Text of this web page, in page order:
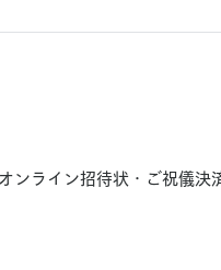
ンライン招待状・ご祝儀決